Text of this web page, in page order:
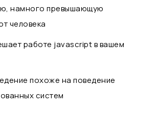
намного превышающую
человека
работе javascript в вашем
похоже на поведение
систем